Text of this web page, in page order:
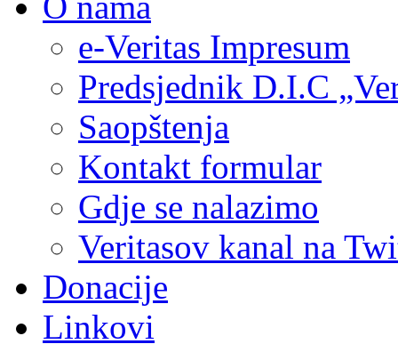
e-Veritas Impresum
Predsjednik D.I.C
Saopštenja
Kontakt formular
Gdje se nalazimo
Veritasov kanal na
Donacije
Linkovi